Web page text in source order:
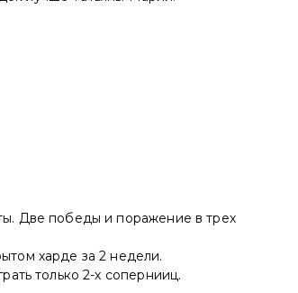
Две победы и поражение в трех
харде за 2 недели.
только 2-х сопернииц.